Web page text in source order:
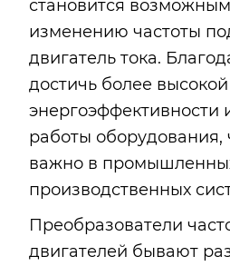
становится
изменению частоты
двигатель тока.
достичь более высокой
энергоэффективности
работы оборудования,
важно в
производственных
Преобразователи
двигателей бывают